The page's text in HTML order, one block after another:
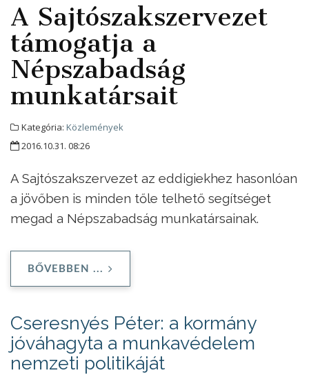
A Sajtószakszervezet
támogatja a
Népszabadság
munkatársait
Kategória: Közlemények
2016.10.31. 08:26
A Sajtószakszervezet az eddigiekhez hasonlóan
a jövőben is minden tőle telhető segítséget
megad a Népszabadság munkatársainak.
BŐVEBBEN ...
Cseresnyés Péter: a kormány
jóváhagyta a munkavédelem
nemzeti politikáját